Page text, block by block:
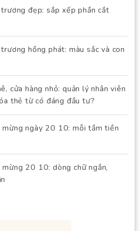
đẹp: sắp xếp phần cắt
hồng phát: màu sắc và con
cửa hàng nhỏ: quản lý nhân viên
thẻ từ có đáng đầu tư?
mừng ngày 20 10: mỗi tầm tiền
mừng 20 10: dòng chữ ngắn,